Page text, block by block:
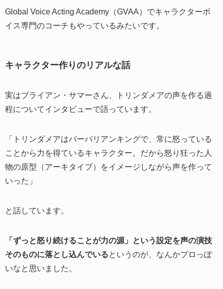
Global Voice Acting Academy（GVAA）でキャラクターボ
イス専門のコーチもやっているみたいです。
キャラクター作りのリアルな話
実はブライアン・サマーさん、トリンダメアの声を作る過
程についてインタビューで語っています。
「トリンダメアはバーバリアンキングで、常に怒っている
ことから力を得ているキャラクター。だから怒り狂った人
物の原型（アーキタイプ）をイメージしながら声を作って
いった」
と話しています。
「ずっと怒り続けることが力の源」という設定を声の演技
そのものに落とし込んでいるというのが、なんかプロっぽ
いなと思いました。